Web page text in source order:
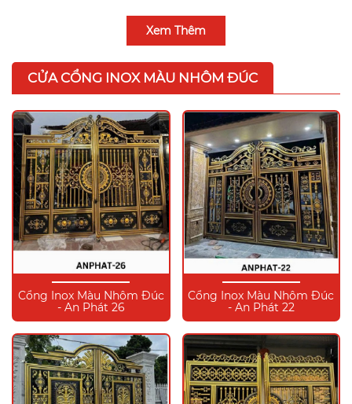
Xem Thêm
CỬA CỔNG INOX MÀU NHÔM ĐÚC
Cổng Inox Màu Nhôm Đúc
- An Phát 26
Cổng Inox Màu Nhôm Đúc
- An Phát 22